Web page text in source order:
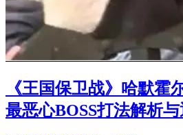
《王国保卫战》哈默霍
最恶心BOSS打法解析